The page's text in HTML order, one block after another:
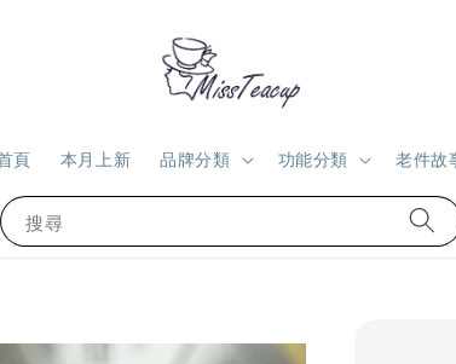
搜尋
頁 本月上新 品牌分類 功能分類 老件故